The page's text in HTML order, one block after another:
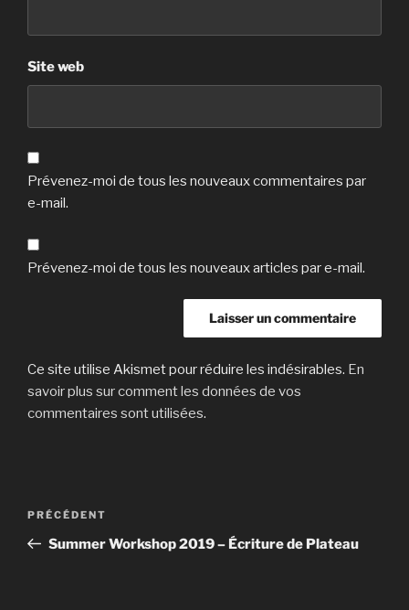
Site web
Prévenez-moi de tous les nouveaux commentaires par
e-mail.
Prévenez-moi de tous les nouveaux articles par e-mail.
Ce site utilise Akismet pour réduire les indésirables. En
savoir plus sur comment les données de vos
commentaires sont utilisées.
Navigation
l’article
Article
précédent
PRÉCÉDENT
Summer Workshop 2019 – Écriture de Plateau